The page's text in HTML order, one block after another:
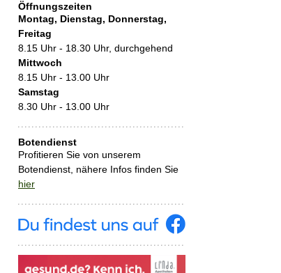
Öffnungszeiten
Montag, Dienstag, Donnerstag,
Freitag
8.15 Uhr - 18.30 Uhr, durchgehend
Mittwoch
8.15 Uhr - 13.00 Uhr
Samstag
8.30 Uhr - 13.00 Uhr
Botendienst
Profitieren Sie von unserem
Botendienst, nähere Infos finden Sie
hier